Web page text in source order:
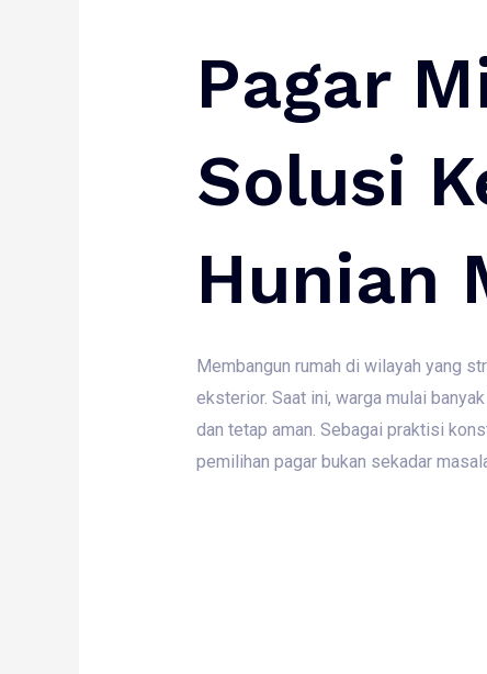
Pagar
Solusi
Hunian
Membangun rumah di wilayah yang
eksterior. Saat ini, warga mulai
dan tetap aman. Sebagai praktisi
pemilihan pagar bukan sekadar